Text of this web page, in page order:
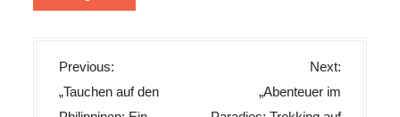
B
e
Previous:
„Tauchen auf den
Next:
„Abenteuer im